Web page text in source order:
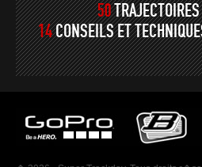
50
14CONSEILS ET